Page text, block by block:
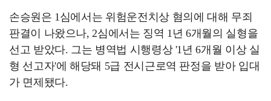
손승원은 1심에서는 위험운전치상 혐의에 대해 무죄
판결이 나왔으나, 2심에서는 징역 1년 6개월의 실형을
선고 받았다. 그는 병역법 시행령상 '1년 6개월 이상 실
형 선고자'에 해당돼 5급 전시근로역 판정을 받아 입대
가 면제됐다.